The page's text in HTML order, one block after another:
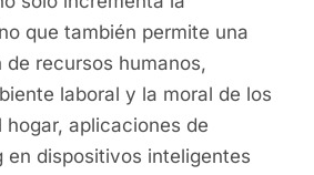
que también permite una
de recursos humanos,
laboral y la moral de los
hogar, aplicaciones de
en dispositivos inteligentes